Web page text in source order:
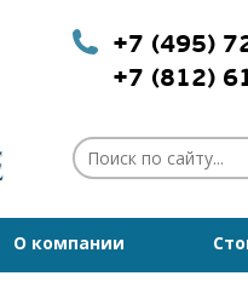
+7 (495)
+7 (812)
О компании